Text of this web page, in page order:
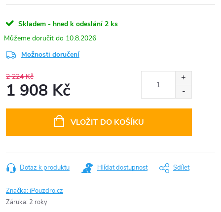
Skladem - hned k odeslání 2 ks
10.8.2026
Možnosti doručení
2 224 Kč
1 908 Kč
VLOŽIT DO KOŠÍKU
Dotaz k produktu Hlídat dostupnost Sdílet
Značka:iPouzdro.cz
Záruka: 2 roky